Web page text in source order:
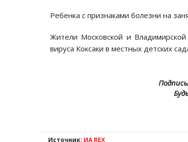
Ребенка с признаками болезни на
Жители Московской и
вируса Коксаки в местных детских
Источник: ИА REX